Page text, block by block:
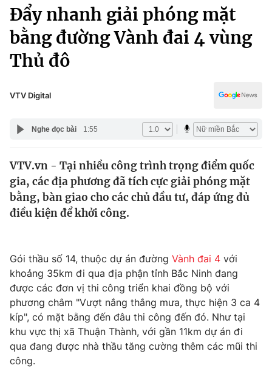
Chuyên mục
Chính trị
Xã hội
Pháp luật
Y tế
Thế giới
Tin tức
Thế giới đó đây
Kinh tế
Thị trường
Góc doanh nghiệp
Truyền hình
Phim VTV
Hậu trường
Nhân vật
Giải trí
Điện ảnh
Âm nhạc
Đời sống
Kinh tế
Thể thao
Truyền hình
Văn hóa - Giải trí
Đẩy nhanh giải phóng mặt
bằng đường Vành đai 4 vùng
Thủ đô
VTV Digital
Nghe đọc bài 1:55
VTV.vn - Tại nhiều công trình trọng điểm quốc
gia, các địa phương đã tích cực giải phóng mặt
bằng, bàn giao cho các chủ đầu tư, đáp ứng đủ
điều kiện để khởi công.
Gói thầu số 14, thuộc dự án đường Vành đai 4 với
khoảng 35km đi qua địa phận tỉnh Bắc Ninh đang
được các đơn vị thi công triển khai đồng bộ với
phương châm "Vượt nắng thắng mưa, thực hiện 3 ca 4
kíp", có mặt bằng đến đâu thi công đến đó. Như tại
khu vực thị xã Thuận Thành, với gần 11km dự án đi
qua đang được nhà thầu tăng cường thêm các mũi thi
công.